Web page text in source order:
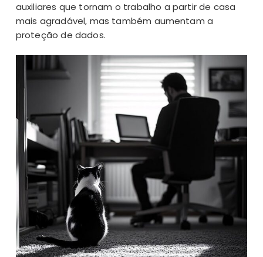
auxiliares que tornam o trabalho a partir de casa
mais agradável, mas também aumentam a
proteção de dados.